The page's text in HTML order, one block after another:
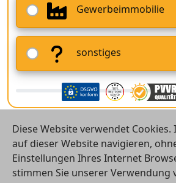
Gewerbeimmobilie
sonstiges
© 2026
Diese Website verwendet Cookies.
auf dieser Website navigieren,
Einstellungen Ihres Internet
stimmen Sie unserer Verwendung